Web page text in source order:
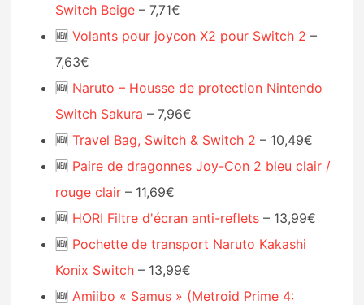
Switch Beige – 7,71€
🆕Volants pour joycon X2 pour Switch 2 –
7,63€
🆕 Naruto – Housse de protection Nintendo
Switch Sakura – 7,96€
🆕Travel Bag, Switch & Switch 2 – 10,49€
🆕 Paire de dragonnes Joy-Con 2 bleu clair /
rouge clair – 11,69€
🆕 HORI Filtre d'écran anti-reflets – 13,99€
🆕 Pochette de transport Naruto Kakashi
Konix Switch – 13,99€
🆕 Amiibo « Samus » (Metroid Prime 4: